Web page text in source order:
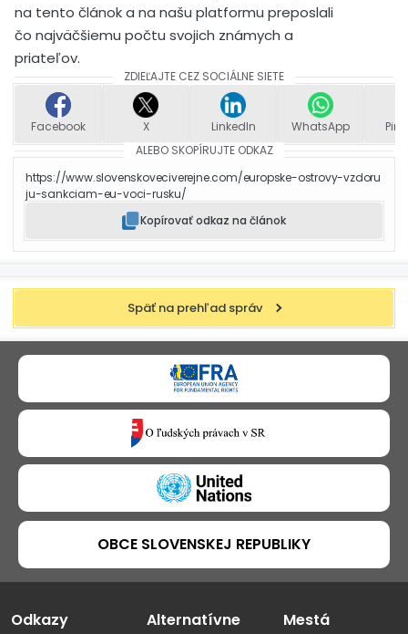
na tento článok a na našu platformu preposlali
čo najväčšiemu počtu svojich známych a
priateľov.
ZDIEĽAJTE CEZ SOCIÁLNE SIETE
Facebook X LinkedIn WhatsApp
ALEBO SKOPÍRUJTE ODKAZ
https://www.slovenskoveciverejne.com/europske-ostrovy-vzdoru
ju-sankciam-eu-voci-rusku/
Kopírovať odkaz na článok
Späť na prehľad správ
OBCE SLOVENSKEJ REPUBLIKY
Odkazy Alternatívne Mestá